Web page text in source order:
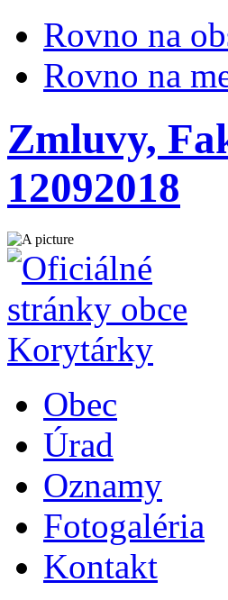
Rovno na
Rovno na
Zmluvy,
12092018
Obec
Úrad
Oznamy
Fotogaléria
Kontakt